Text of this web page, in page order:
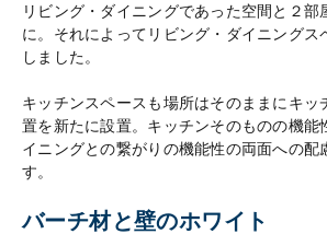
リビング・ダイニングであった空間と２部
に。それによってリビング・ダイニングス
しました。
キッチンスペースも場所はそのままにキッ
置を新たに設置。キッチンそのものの機能
イニングとの繋がりの機能性の両面への配
す。
バーチ材と壁のホワイト